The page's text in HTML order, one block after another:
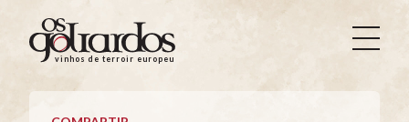
Os
Goliardos
Vinhos
vinhos de terroir europeus